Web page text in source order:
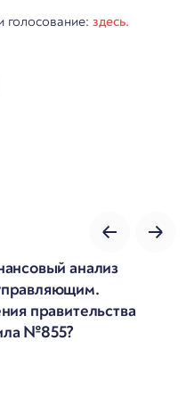
голосование: здесь.
анализ
правительства
№855?